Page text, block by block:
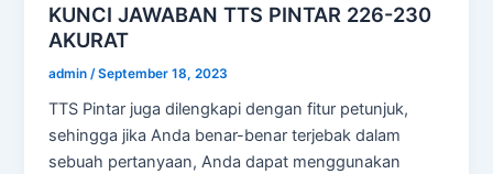
KUNCI JAWABAN TTS PINTAR 226-230
AKURAT
admin /September 18, 2023
TTS Pintar juga dilengkapi dengan fitur petunjuk,
sehingga jika Anda benar-benar terjebak dalam
sebuah pertanyaan, Anda dapat menggunakan